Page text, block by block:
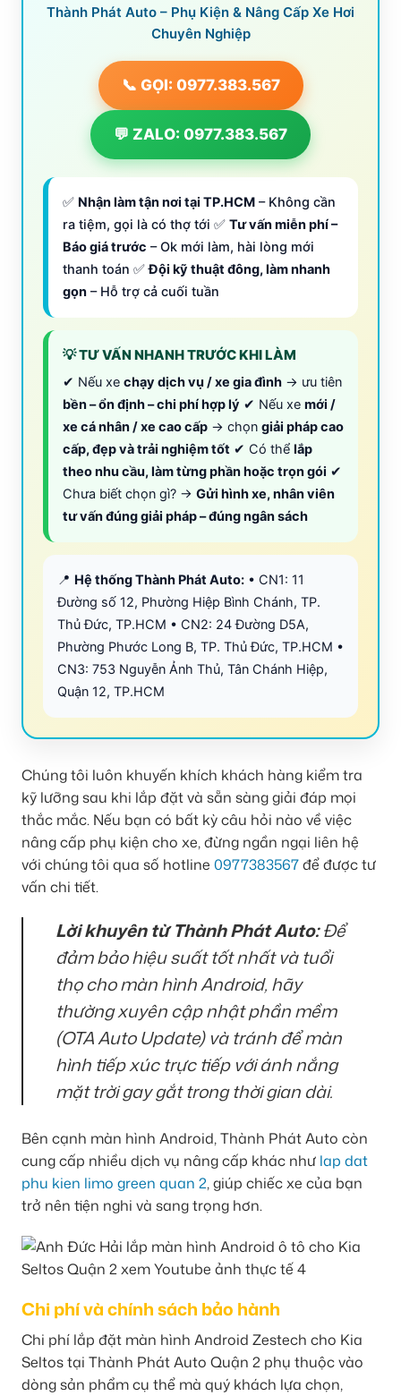
Thành Phát Auto – Phụ Kiện & Nâng Cấp Xe Hơi
Chuyên Nghiệp
📞 GỌI: 0977.383.567
💬 ZALO: 0977.383.567
✅ Nhận làm tận nơi tại TP.HCM – Không cần
ra tiệm, gọi là có thợ tới ✅ Tư vấn miễn phí –
Báo giá trước – Ok mới làm, hài lòng mới
thanh toán ✅Đội kỹ thuật đông, làm nhanh
gọn – Hỗ trợ cả cuối tuần
💡 TƯ VẤN NHANH TRƯỚC KHI LÀM
✔ Nếu xe chạy dịch vụ / xe gia đình → ưu tiên
bền – ổn định – chi phí hợp lý ✔ Nếu xe mới /
xe cá nhân / xe cao cấp → chọn giải pháp cao
cấp, đẹp và trải nghiệm tốt ✔ Có thể lắp
theo nhu cầu, làm từng phần hoặc trọn gói ✔
Chưa biết chọn gì? → Gửi hình xe, nhân viên
tư vấn đúng giải pháp – đúng ngân sách
📍 Hệ thống Thành Phát Auto: • CN1: 11
Đường số 12, Phường Hiệp Bình Chánh, TP.
Thủ Đức, TP.HCM • CN2: 24 Đường D5A,
Phường Phước Long B, TP. Thủ Đức, TP.HCM •
CN3: 753 Nguyễn Ảnh Thủ, Tân Chánh Hiệp,
Quận 12, TP.HCM
Chúng tôi luôn khuyến khích khách hàng kiểm tra
kỹ lưỡng sau khi lắp đặt và sẵn sàng giải đáp mọi
thắc mắc. Nếu bạn có bất kỳ câu hỏi nào về việc
nâng cấp phụ kiện cho xe, đừng ngần ngại liên hệ
với chúng tôi qua số hotline 0977383567để được tư
vấn chi tiết.
Lời khuyên từ Thành Phát Auto:Để
đảm bảo hiệu suất tốt nhất và tuổi
thọ cho màn hình Android, hãy
thường xuyên cập nhật phần mềm
(OTA Auto Update) và tránh để màn
hình tiếp xúc trực tiếp với ánh nắng
mặt trời gay gắt trong thời gian dài.
Bên cạnh màn hình Android, Thành Phát Auto còn
cung cấp nhiều dịch vụ nâng cấp khác như lap dat
phu kien limo green quan 2, giúp chiếc xe của bạn
trở nên tiện nghi và sang trọng hơn.
Chi phí và chính sách bảo hành
Chi phí lắp đặt màn hình Android Zestech cho Kia
Seltos tại Thành Phát Auto Quận 2 phụ thuộc vào
dòng sản phẩm cụ thể mà quý khách lựa chọn,